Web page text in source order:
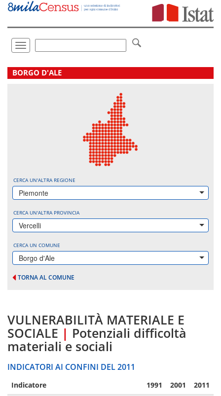
Vai
direttamente
Toggle
navigation
.
BORGO D'ALE
CERCA UN'ALTRA REGIONE
Piemonte
CERCA UN'ALTRA PROVINCIA
Vercelli
CERCA UN COMUNE
Borgo d'Ale
TORNA AL COMUNE
VULNERABILITÀ MATERIALE E
SOCIALE | Potenziali difficoltà
materiali e sociali
INDICATORI AI CONFINI DEL 2011
Indicatore 1991 2001 2011